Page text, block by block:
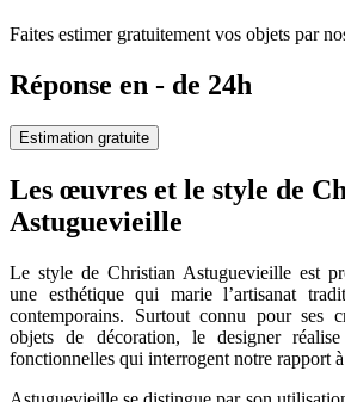
Faites estimer gratuitement vos objets par
Réponse en - de 24h
Estimation gratuite
Les œuvres et le style de
Astuguevieille
Le style de Christian Astuguevieille est
une esthétique qui marie l’artisanat
contemporains. Surtout connu pour ses
objets de décoration, le designer
fonctionnelles qui interrogent notre rapport à